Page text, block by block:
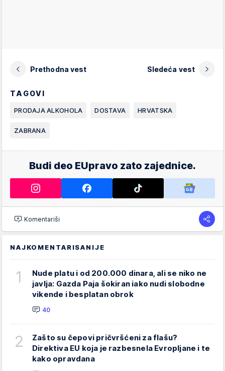
Prethodna vest Sledeća vest
TAGOVI
PRODAJA ALKOHOLA DOSTAVA HRVATSKA
ZABRANA
Budi deo EUpravo zato zajednice.
Komentariši
NAJKOMENTARISANIJE
1
Nude platu i od 200.000 dinara, ali se niko ne
javlja: Gazda Paja šokiran iako nudi slobodne
vikende i besplatan obrok
40
2
Zašto su čepovi pričvršćeni za flašu?
Direktiva EU koja je razbesnela Evropljane i te
kako opravdana